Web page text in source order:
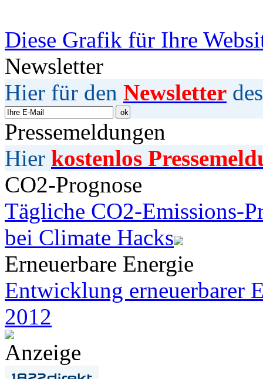
Diese Grafik für Ihre
Newsletter
Hier für den Newsletter
Pressemeldungen
Hier kostenlos
CO2-Prognose
Tägliche CO2-Emissions-
bei Climate Hacks
Erneuerbare Energie
Entwicklung erneuerbarer
2012
Anzeige